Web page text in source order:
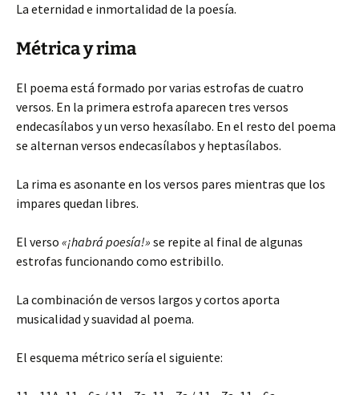
La eternidad e inmortalidad de la poesía.
Métrica y rima
El poema está formado por varias estrofas de cuatro
versos. En la primera estrofa aparecen tres versos
endecasílabos y un verso hexasílabo. En el resto del poema
se alternan versos endecasílabos y heptasílabos.
La rima es asonante en los versos pares mientras que los
impares quedan libres.
El verso «¡habrá poesía!» se repite al final de algunas
estrofas funcionando como estribillo.
La combinación de versos largos y cortos aporta
musicalidad y suavidad al poema.
El esquema métrico sería el siguiente: